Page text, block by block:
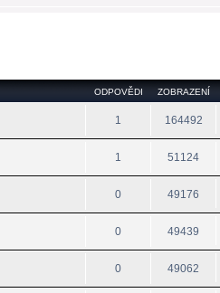
ODPOVĚDI ZOBRAZENÍ
1 164492
1 51124
0 49176
0 49439
0 49062